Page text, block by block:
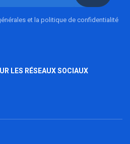
et la politique de confidentialité
LES RÉSEAUX SOCIAUX